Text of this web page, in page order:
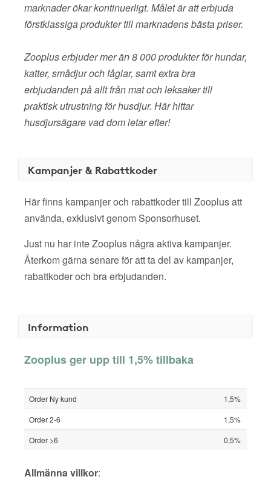
marknader ökar kontinuerligt. Målet är att erbjuda
förstklassiga produkter till marknadens bästa priser.
Zooplus erbjuder mer än 8 000 produkter för hundar,
katter, smådjur och fåglar, samt extra bra
erbjudanden på allt från mat och leksaker till
praktisk utrustning för husdjur. Här hittar
husdjursägare vad dom letar efter!
Kampanjer & Rabattkoder
Här finns kampanjer och rabattkoder till Zooplus att
använda, exklusivt genom Sponsorhuset.
Just nu har inte Zooplus några aktiva kampanjer.
Återkom gärna senare för att ta del av kampanjer,
rabattkoder och bra erbjudanden.
Information
Zooplus ger upp till 1,5% tillbaka
Order Ny kund
1,5%
Order 2-6
1,5%
Order >6
0,5%
Allmänna villkor: